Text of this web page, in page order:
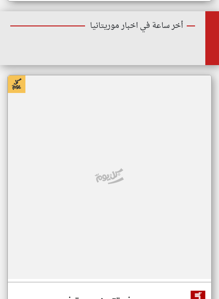
أخر ساعة في اخبار موريتانيا